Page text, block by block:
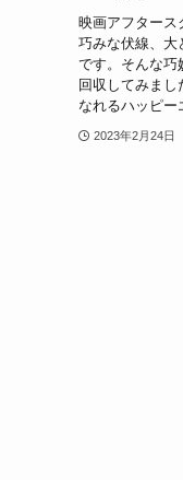
映画アフタース
巧みな伏線、大
です。そんな巧
回収してみまし
なれるハッピー
2023年2月24日